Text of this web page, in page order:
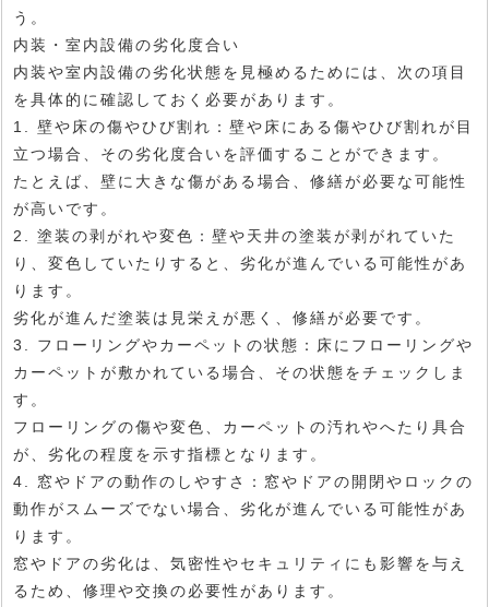
う。
内装・室内設備の劣化度合い
内装や室内設備の劣化状態を見極めるためには、次の項目
を具体的に確認しておく必要があります。
1. 壁や床の傷やひび割れ：壁や床にある傷やひび割れが目
立つ場合、その劣化度合いを評価することができます。
たとえば、壁に大きな傷がある場合、修繕が必要な可能性
が高いです。
2. 塗装の剥がれや変色：壁や天井の塗装が剥がれていた
り、変色していたりすると、劣化が進んでいる可能性があ
ります。
劣化が進んだ塗装は見栄えが悪く、修繕が必要です。
3. フローリングやカーペットの状態：床にフローリングや
カーペットが敷かれている場合、その状態をチェックしま
す。
フローリングの傷や変色、カーペットの汚れやへたり具合
が、劣化の程度を示す指標となります。
4. 窓やドアの動作のしやすさ：窓やドアの開閉やロックの
動作がスムーズでない場合、劣化が進んでいる可能性があ
ります。
窓やドアの劣化は、気密性やセキュリティにも影響を与え
るため、修理や交換の必要性があります。